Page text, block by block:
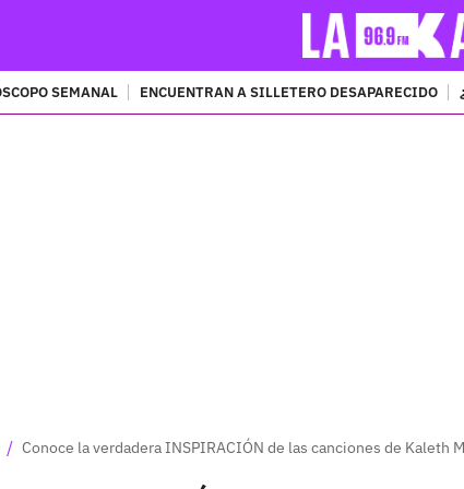
SEMANAL ENCUENTRAN A SILLETERO DESAPARECIDO
/ Conoce la verdadera INSPIRACIÓN de las canciones de Kaleth